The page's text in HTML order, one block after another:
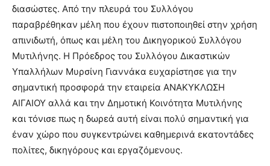
διασώστες. Από την πλευρά του Συλλόγου
παραβρέθηκαν μέλη που έχουν πιστοποιηθεί στην χρήση
απινιδωτή, όπως και μέλη του Δικηγορικού Συλλόγου
Μυτιλήνης. Η Πρόεδρος του Συλλόγου Δικαστικών
Υπαλλήλων Μυρσίνη Γιαννάκα ευχαρίστησε για την
σημαντική προσφορά την εταιρεία ΑΝΑΚΥΚΛΩΣΗ
ΑΙΓΑΙΟΥ αλλά και την Δημοτική Κοινότητα Μυτιλήνης
και τόνισε πως η δωρεά αυτή είναι πολύ σημαντική για
έναν χώρο που συγκεντρώνει καθημερινά εκατοντάδες
πολίτες, δικηγόρους και εργαζόμενους.